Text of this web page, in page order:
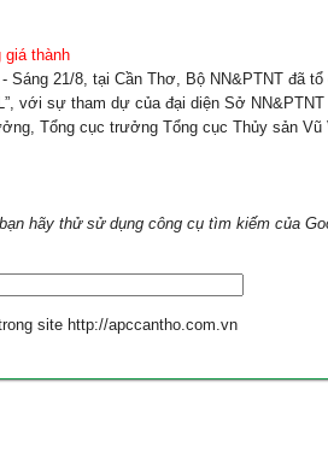
giá thành
Sáng 21/8, tại Cần Thơ, Bộ NN&PTNT đã
với sự tham dự của đại diện Sở
Tổng cục trưởng Tổng cục Thủy sản
hãy thử sử dụng công cụ tìm kiếm của
site http://apccantho.com.vn